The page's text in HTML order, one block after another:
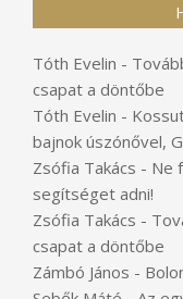
Tóth Evelin -
csapat a döntőbe
Tóth Evelin -
bajnok úszónővel,
Zsófia Takács - Ne
segítséget adni!
Zsófia Takács -
csapat a döntőbe
Zámbó János -